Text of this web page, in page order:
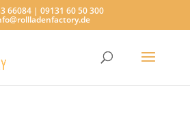
66084 | 09131 60 50 300